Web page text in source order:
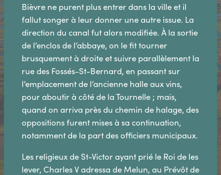
Bièvre ne purent plus entrer dans la ville et il
fallut songer à leur donner une autre issue. La
direction du canal fut alors modifiée. À la sortie
de l’enclos de l’abbaye, on le fit tourner
brusquement à droite et suivre parallèlement la
rue des Fossés-St-Bernard, en passant sur
l’emplacement de l’ancienne halle aux vins,
pour aboutir à côté de la Tournelle ; mais,
quand on arriva près du chemin de halage, des
oppositions furent mises à sa continuation,
notamment de la part des officiers municipaux.
Les religieux de St-Victor ayant prié le Roi de les
lever, Charles V adressa de Melun, au Prévôt de